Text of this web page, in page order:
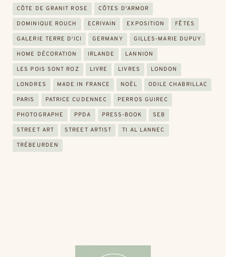
CÔTE DE GRANIT ROSE CÔTES D'ARMOR
DOMINIQUE ROUCH ECRIVAIN EXPOSITION FÊTES
GALERIE TERRE D'ICI GERMANY GILLES-MARIE DUPUY
HOME DÉCORATION IRLANDE LANNION
LES POIS SONT ROZ LIVRE LIVRES LONDON
LONDRES MADE IN FRANCE NOËL ODILE CHABRILLAC
PARIS PATRICE CUDENNEC PERROS GUIREC
PHOTOGRAPHE PPDA PRESS-BOOK SEB
STREET ART STREET ARTIST TI AL LANNEC
TRÉBEURDEN